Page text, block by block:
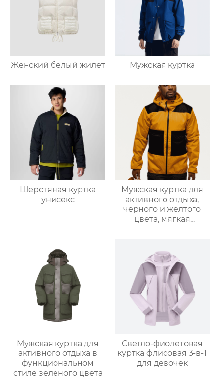
Женский белый жилет Мужская куртка
Шерстяная куртка
унисекс
Мужская куртка для
активного отдыха,
черного и желтого
цвета, мягкая
Мужская куртка для
активного отдыха в
функциональном
стиле зеленого цвета
Светло-фиолетовая
куртка флисовая 3-в-1
для девочек